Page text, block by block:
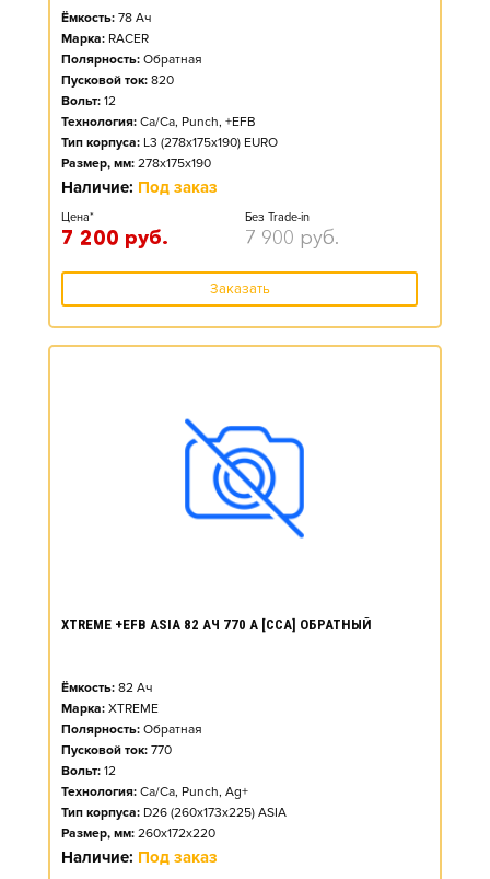
Ёмкость: 78 Ач
Марка: RACER
Полярность: Обратная
Пусковой ток: 820
Вольт: 12
Технология: Ca/Ca, Punch, +EFB
Тип корпуса: L3 (278x175x190) EURO
Размер, мм: 278x175x190
Наличие: Под заказ
Цена*
7 200 руб.
Без Trade-in
7 900 руб.
Заказать
XTREME +EFB ASIA 82 АЧ 770 А [CCA] ОБРАТНЫЙ
Ёмкость: 82 Ач
Марка: XTREME
Полярность: Обратная
Пусковой ток: 770
Вольт: 12
Технология: Ca/Ca, Punch, Ag+
Тип корпуса: D26 (260x173x225) ASIA
Размер, мм: 260x172x220
Наличие: Под заказ